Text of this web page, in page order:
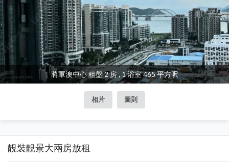
將軍澳中心 租盤 2 房 , 1 浴室 465 平方呎
相片 圖則
靚裝靚景大兩房放租